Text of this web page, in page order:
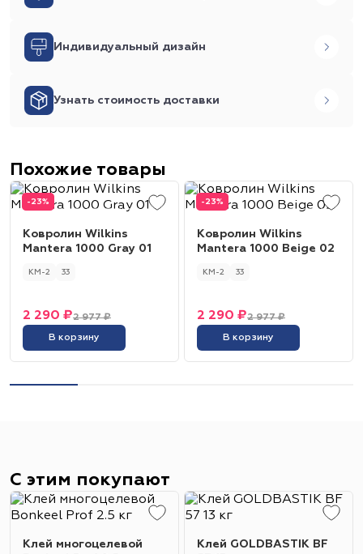
Индивидуальный дизайн
Узнать стоимость доставки
Похожие товары
-23%
Ковролин Wilkins
Mantera 1000 Gray 01
КМ-2 33
2 977 ₽
2 290 ₽
В корзину
-23%
Ковролин Wilkins
Mantera 1000 Beige 02
КМ-2 33
2 977 ₽
2 290 ₽
В корзину
С этим покупают
Клей многоцелевой
Клей GOLDBASTIK BF